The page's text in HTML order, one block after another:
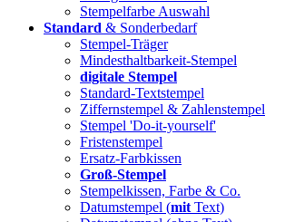
Stempelfarbe Auswahl
Standard & Sonderbedarf
Stempel-Träger
Mindesthaltbarkeit-Stempel
digitale Stempel
Standard-Textstempel
Ziffernstempel & Zahlenstempel
Stempel 'Do-it-yourself'
Fristenstempel
Ersatz-Farbkissen
Groß-Stempel
Stempelkissen, Farbe & Co.
Datumstempel (mit Text)